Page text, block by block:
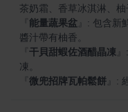
能量蔬果盆
: 包含新
干貝甜蝦佐酒醋晶凍
微兜招牌瓦帕鬆餅 :